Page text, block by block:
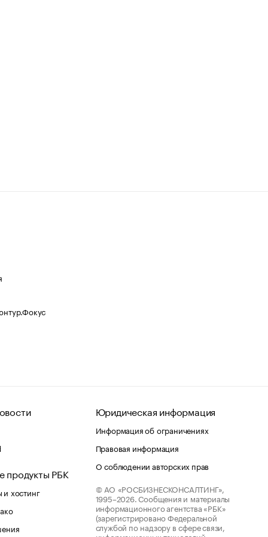
продукты РБК
хостинг
Юридическая информация
Информация об ограничениях
Правовая информация
О соблюдении авторских прав
© АО «РОСБИЗНЕСКОНСАЛТИНГ»,
1995–2026. Сообщения и материалы
информационного агентства «РБК»
(зарегистрировано Федеральной
службой по надзору в сфере связи,